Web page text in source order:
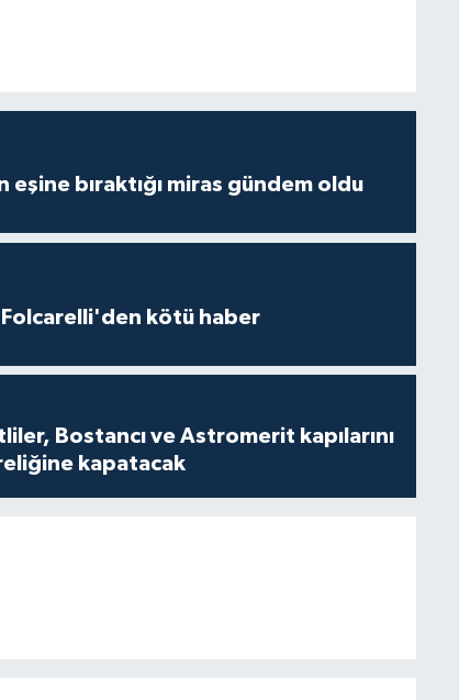
eşine bıraktığı miras gündem oldu
Folcarelli'den kötü haber
Bostancı ve Astromerit kapılarını
kapatacak